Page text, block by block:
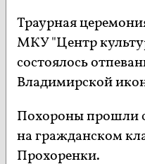
Траурная
МКУ "Центр
состоялось
Владимирской
Похороны прошли
на гражданском
Прохоренки.